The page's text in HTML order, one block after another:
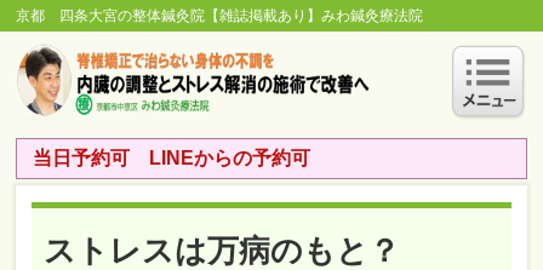
京都 四条大宮の整体鍼灸院【雑誌掲載あり】みわ鍼灸療法院
当日予約可 LINEからの予約可
ストレスは万病のもと？